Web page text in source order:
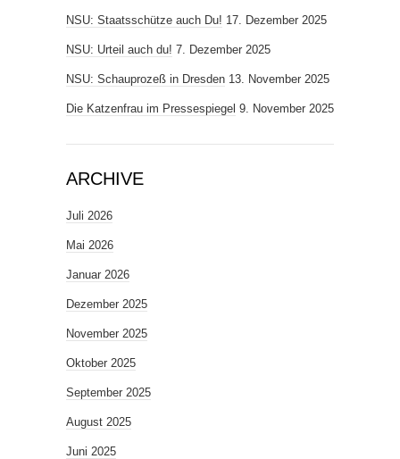
NSU: Staatsschütze auch Du! 17. Dezember 2025
NSU: Urteil auch du! 7. Dezember 2025
NSU: Schauprozeß in Dresden 13. November 2025
Die Katzenfrau im Pressespiegel 9. November 2025
ARCHIVE
Juli 2026
Mai 2026
Januar 2026
Dezember 2025
November 2025
Oktober 2025
September 2025
August 2025
Juni 2025